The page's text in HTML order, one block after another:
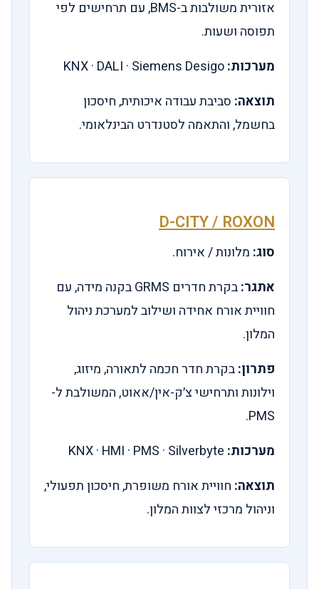
אזורית משולבות ב-BMS, עם תרחישים לפי
תפוסה ושעות.
מערכות:
תוצאה: סביבת עבודה איכותית, חיסכון
בחשמל, והתאמה לסטנדרט הבינלאומי.
D-CITY / ROXON
סוג: מלונות / אירוח.
אתגר:
בקרת חדרים GRMS בקנה מידה, עם
חוויית אורח אחידה ושילוב למערכת ניהול
המלון.
פתרון:בקרת חדר חכמה לתאורה, מיזוג,
וילונות ותרחישי צ׳ק-אין/אאוט, המשולבת ל-
PMS.
מערכות:
תוצאה: חוויית אורח משופרת, חיסכון תפעולי,
וניהול מרכזי לצוות המלון.